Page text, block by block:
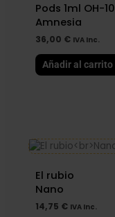
Pods 1ml OH-10
Amnesia
36,00 € IVA Inc.
Añadir al carrito
El rubio
Nano
14,75 € IVA Inc.